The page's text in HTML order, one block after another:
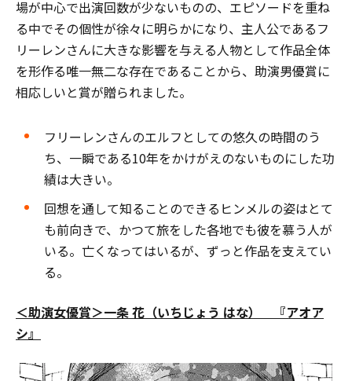
場が中心で出演回数が少ないものの、エピソードを重ね
る中でその個性が徐々に明らかになり、主人公であるフ
リーレンさんに大きな影響を与える人物として作品全体
を形作る唯一無二な存在であることから、助演男優賞に
相応しいと賞が贈られました。
フリーレンさんのエルフとしての悠久の時間のう
ち、一瞬である10年をかけがえのないものにした功
績は大きい。
回想を通して知ることのできるヒンメルの姿はとて
も前向きで、かつて旅をした各地でも彼を慕う人が
いる。亡くなってはいるが、ずっと作品を支えてい
る。
＜助演女優賞＞一条 花（いちじょう はな） 『アオア
シ』